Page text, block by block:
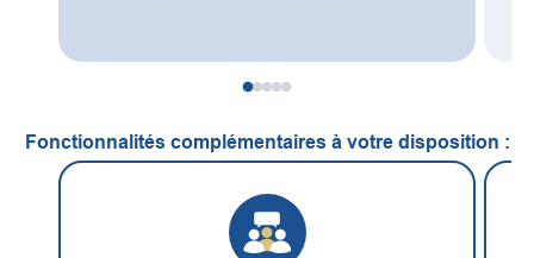
Fonctionnalités complémentaires à votre disposition :